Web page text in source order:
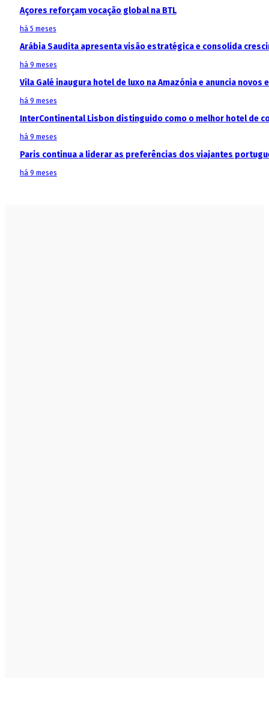
Açores reforçam vocação global na BTL
há 5 meses
Arábia Saudita apresenta visão estratégica e consolida
há 9 meses
Vila Galé inaugura hotel de luxo na Amazónia e anuncia
há 9 meses
InterContinental Lisbon distinguido como o melhor hotel de
há 9 meses
Paris continua a liderar as preferências dos viajantes
há 9 meses